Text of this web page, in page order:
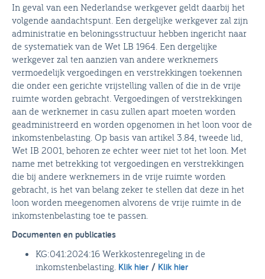
In geval van een Nederlandse werkgever geldt daarbij het
volgende aandachtspunt. Een dergelijke werkgever zal zijn
administratie en beloningsstructuur hebben ingericht naar
de systematiek van de Wet LB 1964. Een dergelijke
werkgever zal ten aanzien van andere werknemers
vermoedelijk vergoedingen en verstrekkingen toekennen
die onder een gerichte vrijstelling vallen of die in de vrije
ruimte worden gebracht. Vergoedingen of verstrekkingen
aan de werknemer in casu zullen apart moeten worden
geadministreerd en worden opgenomen in het loon voor de
inkomstenbelasting. Op basis van artikel 3.84, tweede lid,
Wet IB 2001, behoren ze echter weer niet tot het loon. Met
name met betrekking tot vergoedingen en verstrekkingen
die bij andere werknemers in de vrije ruimte worden
gebracht, is het van belang zeker te stellen dat deze in het
loon worden meegenomen alvorens de vrije ruimte in de
inkomstenbelasting toe te passen.
Documenten en publicaties
KG:041:2024:16 Werkkostenregeling in de
inkomstenbelasting. Klik hier / Klik hier